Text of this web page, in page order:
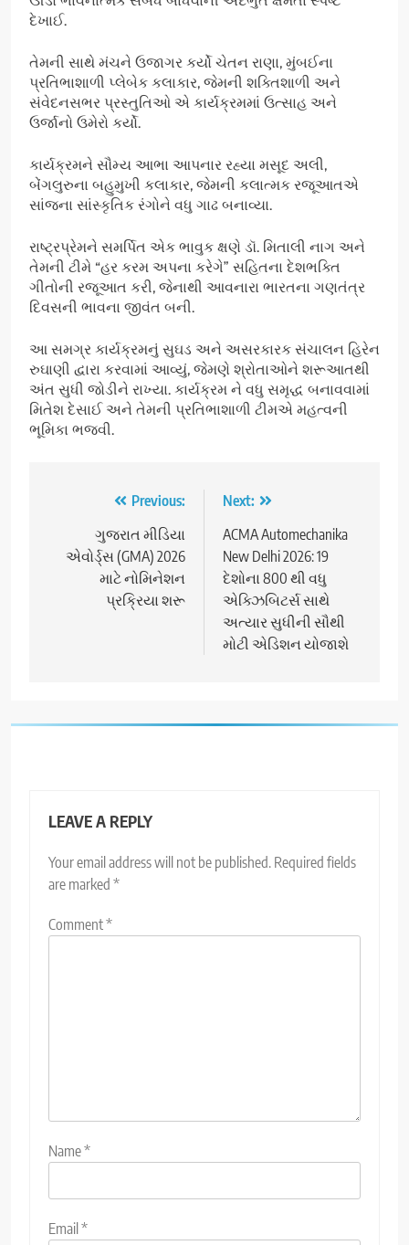
દેખાઈ.
તેમની સાથે મંચને ઉજાગર કર્યો ચેતન રાણા, મુંબઈના
પ્રતિભાશાળી પ્લેબેક કલાકાર, જેમની શક્તિશાળી અને
સંવેદનસભર પ્રસ્તુતિઓ એ કાર્યક્રમમાં ઉત્સાહ અને
ઉર્જાનો ઉમેરો કર્યો.
કાર્યક્રમને સૌમ્ય આભા આપનાર રહ્યા મસૂદ અલી,
બેંગલુરુના બહુમુખી કલાકાર, જેમની કલાત્મક રજૂઆતએ
સાંજના સાંસ્કૃતિક રંગોને વધુ ગાઢ બનાવ્યા.
રાષ્ટ્રપ્રેમને સમર્પિત એક ભાવુક ક્ષણે ડૉ. મિતાલી નાગ અને
તેમની ટીમે “હર કરમ અપના કરેગે” સહિતના દેશભક્તિ
ગીતોની રજૂઆત કરી, જેનાથી આવનારા ભારતના ગણતંત્ર
દિવસની ભાવના જીવંત બની.
આ સમગ્ર કાર્યક્રમનું સુઘડ અને અસરકારક સંચાલન હિરેન
રુઘાણી દ્વારા કરવામાં આવ્યું, જેમણે શ્રોતાઓને શરૂઆતથી
અંત સુધી જોડીને રાખ્યા. કાર્યક્રમ ને વધુ સમૃદ્ધ બનાવવામાં
મિતેશ દેસાઈ અને તેમની પ્રતિભાશાળી ટીમએ મહત્વની
ભૂમિકા ભજવી.
navigation
Previous:
ગુજરાત મીડિયા
એવોર્ડ્સ (GMA) 2026
માટે નોમિનેશન
પ્રક્રિયા શરૂ
Next:
ACMA Automechanika
New Delhi 2026: 19
દેશોના 800 થી વધુ
એક્ઝિબિટર્સ સાથે
અત્યાર સુધીની સૌથી
મોટી એડિશન યોજાશે
LEAVE A REPLY
Your email address will not be published. Required fields
are marked *
Comment*
Name*
Email *